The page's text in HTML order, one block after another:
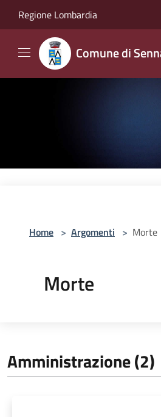
Regione Lombardia
Comune di
Home > Argomenti > Morte
Morte
Amministrazione (2)